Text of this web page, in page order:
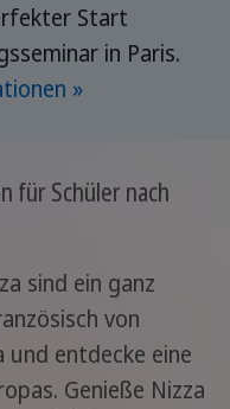
Start
in Paris.
»
für Schüler nach
sind ein ganz
von
und entdecke eine
Genieße Nizza